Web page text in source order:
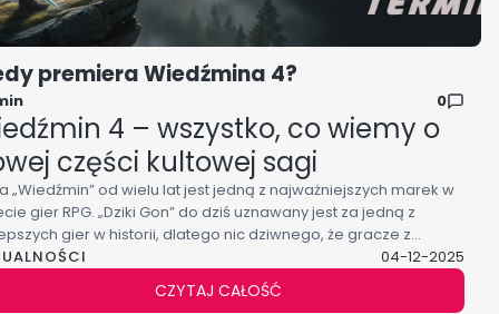
04-12-2025
premiera Wiedźmina 4?
4 – wszystko, co wiemy o
części kultowej sagi
„Wiedźmin” od wielu lat jest jedną z najważniejszych marek w
gier RPG. „Dziki Gon” do dziś uznawany jest za jedną z
gier w historii, dlatego nic dziwnego, że gracze z
zainteresowaniem wypatrują informacji o Wiedźminie 4.
RED oficjalnie potwierdził, że gra powstaje, a my wiemy
więcej o nowej odsłonie tego uniwersum.
CZYTAJ CAŁOŚĆ
0